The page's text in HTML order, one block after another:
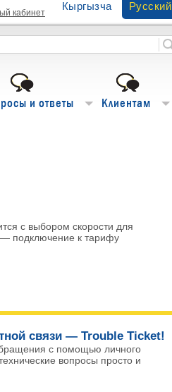
кабинет
и ответы Клиентам
Кыргызча Русский
с выбором скорости для
подключение к тарифу
связи — Trouble Ticket!
с помощью личного
вопросы просто и